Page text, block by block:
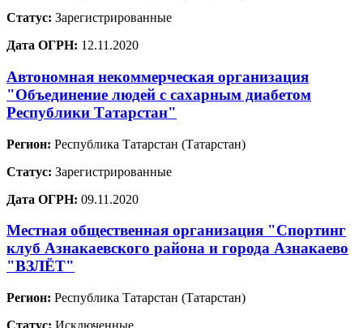
Статус: Зарегистрированные
Дата ОГРН: 12.11.2020
Автономная некоммерческая организация
"Объединение людей с сахарным диабетом
Республики Татарстан"
Регион: Республика Татарстан (Татарстан)
Статус: Зарегистрированные
Дата ОГРН: 09.11.2020
Местная общественная организация "Спортинг
клуб Азнакаевского района и города Азнакаево
"ВЗЛЁТ"
Регион: Республика Татарстан (Татарстан)